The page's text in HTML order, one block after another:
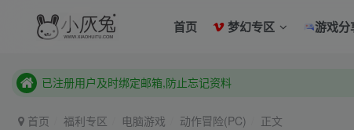
首页 梦幻专区 游戏分
本站已开启QQ微信快速登录 ,拥有本站会员用户及时请问个人
本站已开启QQ微信快速登录 ,拥有本站会员用户及时请问个人中
首页 福利专区 电脑游戏 动作冒险(PC) 正文